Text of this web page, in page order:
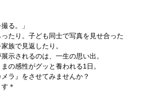
る。」
たり。子ども同士で写真を見せ合った
族で見返したり。
示されるのは、一生の思い出。
の感性がグッと養われる1日。
ラ』をさせてみませんか？
＊